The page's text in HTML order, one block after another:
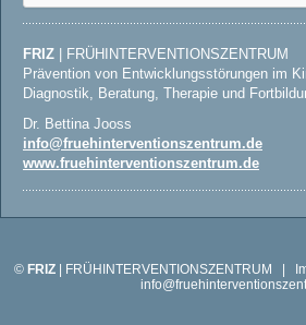
FRIZ
| FRÜHINTERVENTIONSZENTRUM
Prävention von Entwicklungsstörungen im
Diagnostik, Beratung, Therapie und
Dr. Bettina Jooss
info@fruehinterventionszentrum.de
www.fruehinterventionszentrum.de
© FRIZ | FRÜHINTERVENTIONSZENTRUM |